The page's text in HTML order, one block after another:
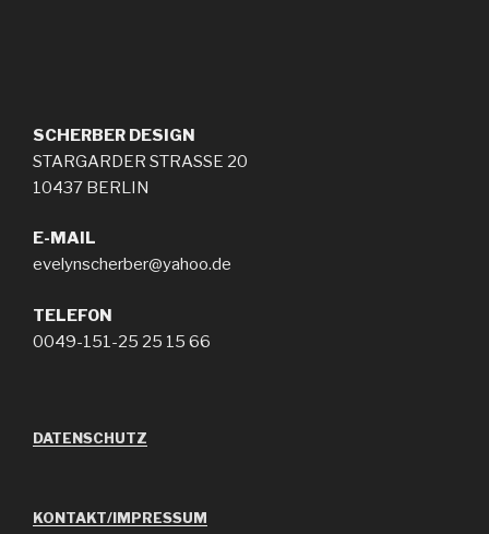
SCHERBER DESIGN
STARGARDER STRASSE 20
10437 BERLIN
E-MAIL
evelynscherber@yahoo.de
TELEFON
0049-151-25 25 15 66
DATENSCHUTZ
KONTAKT/IMPRESSUM